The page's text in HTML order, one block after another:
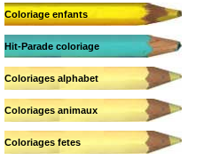
Coloriage enfants
Hit-Parade coloriage
Coloriages alphabet
Coloriages animaux
Coloriages fetes